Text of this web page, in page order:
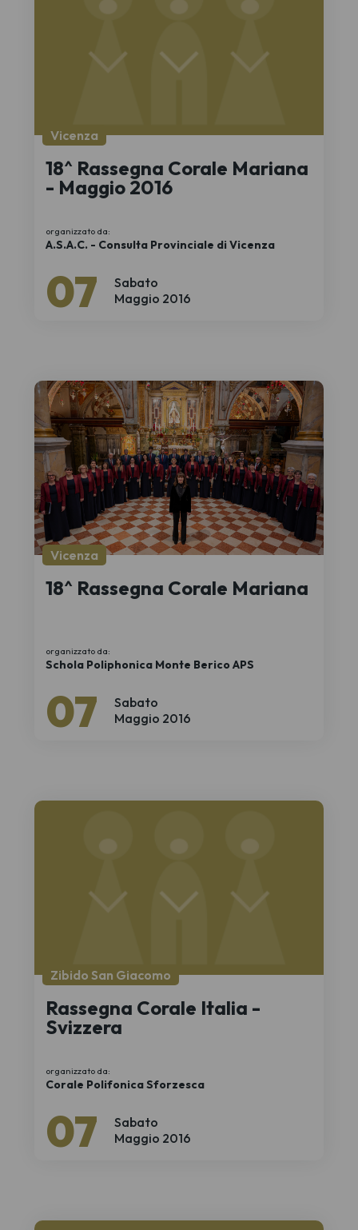
Sabato
07 Maggio 2016
Vicenza
18^ Rassegna Corale Mariana
- Maggio 2016
organizzato da:
A.S.A.C. - Consulta Provinciale di Vicenza
Sabato
07 Maggio 2016
Vicenza
18^ Rassegna Corale Mariana
organizzato da:
Schola Poliphonica Monte Berico APS
Sabato
07 Maggio 2016
Zibido San Giacomo
Rassegna Corale Italia -
Svizzera
organizzato da:
Corale Polifonica Sforzesca